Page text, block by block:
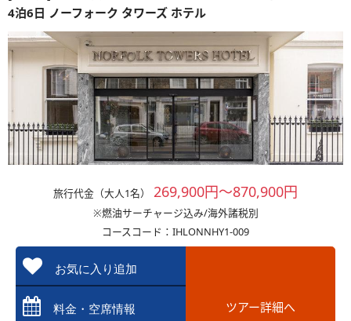
4泊6日 ノーフォーク タワーズ ホテル
旅行代金（大人1名） 269,900円～870,900円
※燃油サーチャージ込み/海外諸税別
コースコード：IHLONNHY1-009
お気に入り追加
料金・空席情報 ツアー詳細へ